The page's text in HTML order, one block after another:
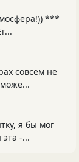
***
совсем не
я бы мог
-...